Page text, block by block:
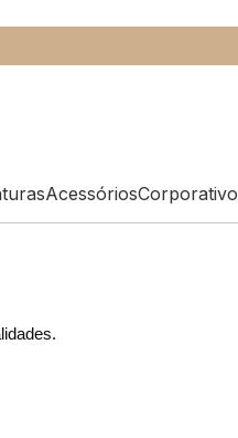
AcessóriosCorporativo